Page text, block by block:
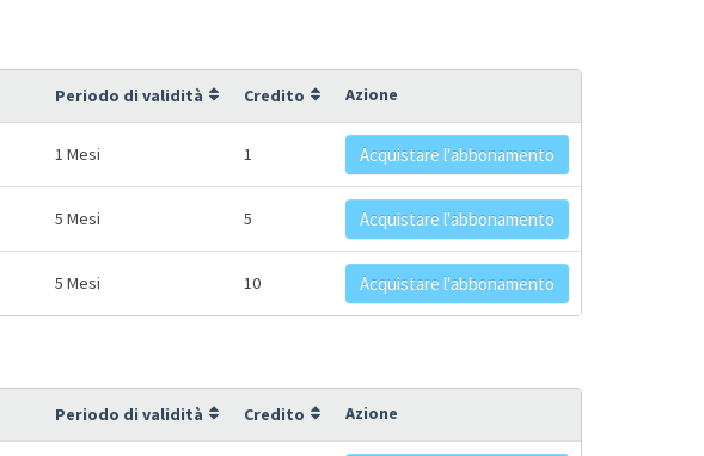
Periodo di validità Credito Azione
1 Mesi 1 Acquistare l'abbonamento
5 Mesi 5 Acquistare l'abbonamento
5 Mesi 10 Acquistare l'abbonamento
Periodo di validità Credito Azione